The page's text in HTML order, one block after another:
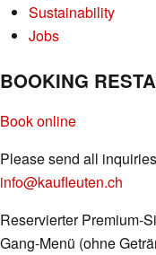
Sustainability
Jobs
BOOKING
Book online
Please send all
info@kaufleuten.ch
Reservierter Premium-
Gang-Menü (ohne